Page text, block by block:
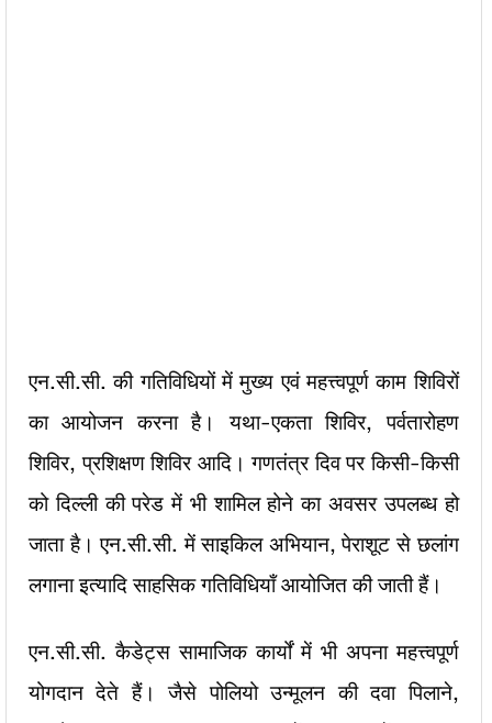
एन.सी.सी. की गतिविधियों में मुख्य एवं महत्त्वपूर्ण काम शिविरों
का आयोजन करना है। यथा-एकता शिविर, पर्वतारोहण
शिविर, प्रशिक्षण शिविर आदि। गणतंत्र दिव पर किसी-किसी
को दिल्ली की परेड में भी शामिल होने का अवसर उपलब्ध हो
जाता है। एन.सी.सी. में साइकिल अभियान, पेराशूट से छलांग
लगाना इत्यादि साहसिक गतिविधियाँ आयोजित की जाती हैं।
एन.सी.सी. कैडेट्स सामाजिक कार्यों में भी अपना महत्त्वपूर्ण
योगदान देते हैं। जैसे पोलियो उन्मूलन की दवा पिलाने,